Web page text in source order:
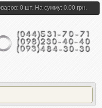
0 шт. На сумму: 0.00 грн.